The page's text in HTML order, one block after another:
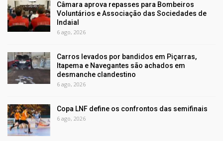
Câmara aprova repasses para Bombeiros
Voluntários e Associação das Sociedades de
Indaial
6 ago, 2026
Carros levados por bandidos em Piçarras,
Itapema e Navegantes são achados em
desmanche clandestino
6 ago, 2026
Copa LNF define os confrontos das semifinais
6 ago, 2026